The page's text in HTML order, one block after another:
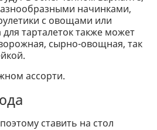
начинками,
с овощами или
для тарталеток также может
сырно-овощная, так
ассорти.
ставить на стол